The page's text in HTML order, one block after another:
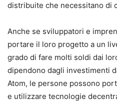
distribuite che necessitano di
Anche se sviluppatori e
portare il loro progetto a un
grado di fare molti soldi dai
dipendono dagli investimenti
Atom, le persone possono
e utilizzare tecnologie